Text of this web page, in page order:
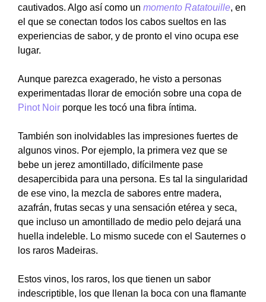
cautivados. Algo así como un momento Ratatouille, en
el que se conectan todos los cabos sueltos en las
experiencias de sabor, y de pronto el vino ocupa ese
lugar.
Aunque parezca exagerado, he visto a personas
experimentadas llorar de emoción sobre una copa de
Pinot Noir porque les tocó una fibra íntima.
También son inolvidables las impresiones fuertes de
algunos vinos. Por ejemplo, la primera vez que se
bebe un jerez amontillado, difícilmente pase
desapercibida para una persona. Es tal la singularidad
de ese vino, la mezcla de sabores entre madera,
azafrán, frutas secas y una sensación etérea y seca,
que incluso un amontillado de medio pelo dejará una
huella indeleble. Lo mismo sucede con el Sauternes o
los raros Madeiras.
Estos vinos, los raros, los que tienen un sabor
indescriptible, los que llenan la boca con una flamante